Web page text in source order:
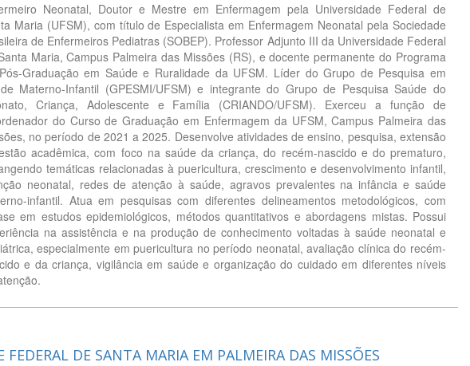
Neonatal, Doutor e Mestre em Enfermagem pela Universidade Federal de
Maria (UFSM), com título de Especialista em Enfermagem Neonatal pela Sociedade
de Enfermeiros Pediatras (SOBEP). Professor Adjunto III da Universidade Federal
Maria, Campus Palmeira das Missões (RS), e docente permanente do Programa
Graduação em Saúde e Ruralidade da UFSM. Líder do Grupo de Pesquisa em
Materno-Infantil (GPESMI/UFSM) e integrante do Grupo de Pesquisa Saúde do
Criança, Adolescente e Família (CRIANDO/UFSM). Exerceu a função de
do Curso de Graduação em Enfermagem da UFSM, Campus Palmeira das
no período de 2021 a 2025. Desenvolve atividades de ensino, pesquisa, extensão
acadêmica, com foco na saúde da criança, do recém-nascido e do prematuro,
temáticas relacionadas à puericultura, crescimento e desenvolvimento infantil,
neonatal, redes de atenção à saúde, agravos prevalentes na infância e saúde
infantil. Atua em pesquisas com diferentes delineamentos metodológicos, com
em estudos epidemiológicos, métodos quantitativos e abordagens mistas. Possui
na assistência e na produção de conhecimento voltadas à saúde neonatal e
especialmente em puericultura no período neonatal, avaliação clínica do recém-
e da criança, vigilância em saúde e organização do cuidado em diferentes níveis
DE SANTA MARIA EM PALMEIRA DAS MISSÕES